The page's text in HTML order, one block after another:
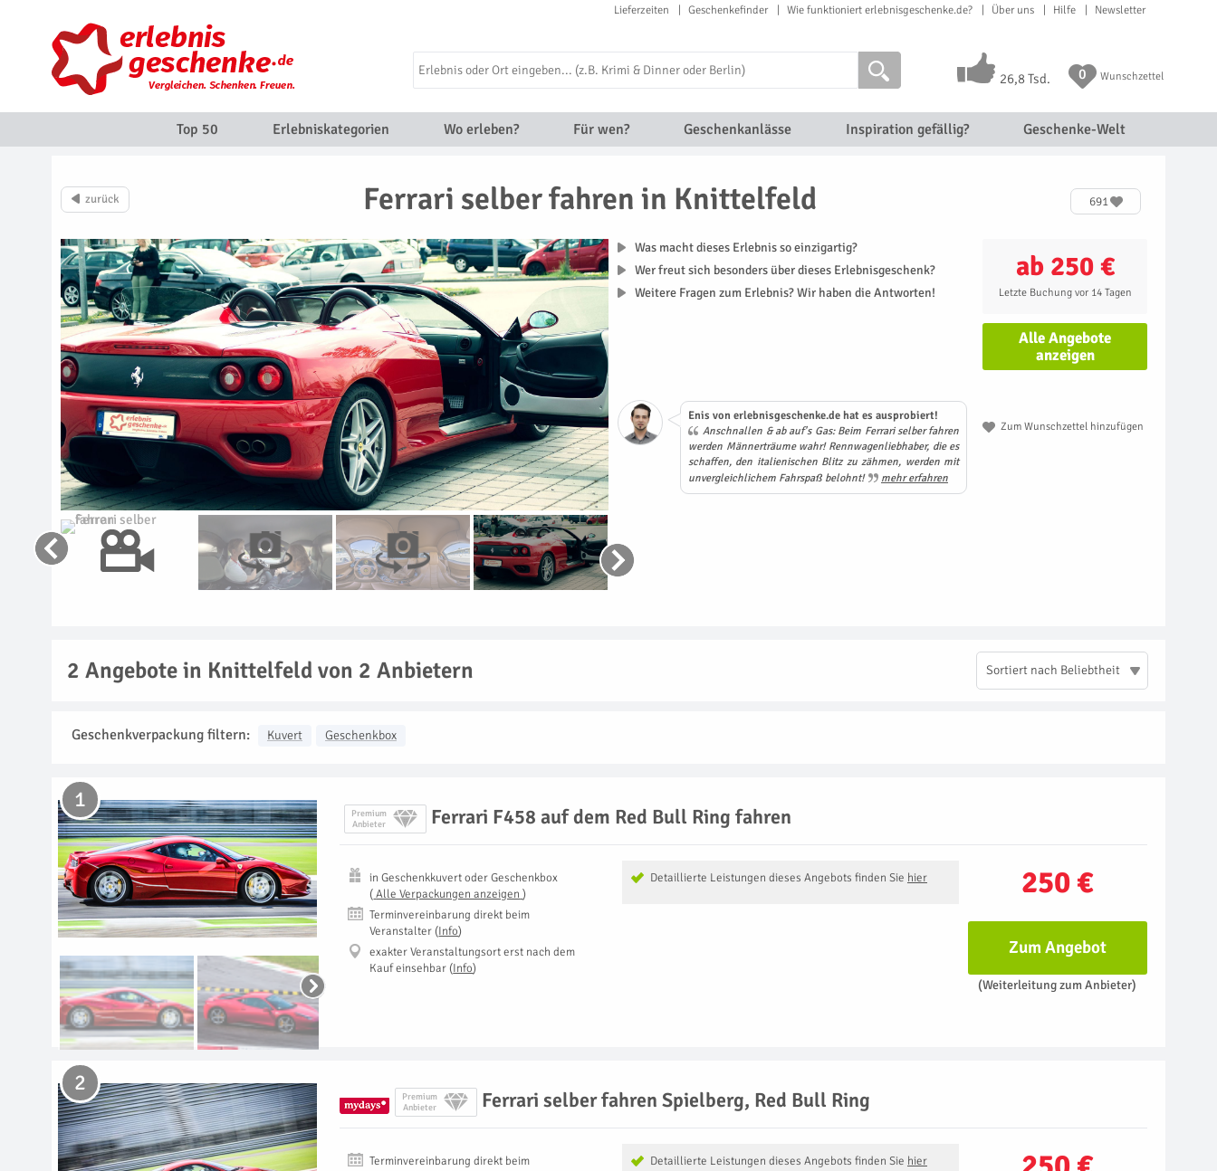
Lieferzeiten Geschenkefinder Wie funktioniert erlebnisgeschenke.de? Über uns Hilfe Newsletter
26,8 Tsd. 0 Wunschzettel
Top 50 Erlebniskategorien Wo erleben? Für wen? Geschenkanlässe Inspiration gefällig? Geschenke-Welt
Ferrari selber fahren in Knittelfeld 691
ab 250 €
Letzte Buchung vor 14 Tagen
Alle Angebote
anzeigen
Zum Wunschzettel hinzufügen
Was macht dieses Erlebnis so einzigartig?
Wer freut sich besonders über dieses Erlebnisgeschenk?
Weitere Fragen zum Erlebnis? Wir haben die Antworten!
Enis von erlebnisgeschenke.de hat es ausprobiert!
Anschnallen & ab auf's Gas: Beim Ferrari selber fahren
werden Männerträume wahr! Rennwagenliebhaber, die es
schaffen, den italienischen Blitz zu zähmen, werden mit
unvergleichlichem Fahrspaß belohnt!
mehr erfahren
2 Angebote in Knittelfeld von 2 Anbietern Sortiert nach Beliebtheit
Geschenkverpackung filtern: Kuvert Geschenkbox
Premium
Anbieter
Ferrari F458 auf dem Red Bull Ring fahren
1
250 €
Detaillierte Leistungen dieses Angebots finden Sie hier
inGeschenkkuvert oder Geschenkbox
( Alle Verpackungen anzeigen )
Terminvereinbarung direkt beim
Veranstalter (Info)
exakter Veranstaltungsort erst nach dem
Kauf einsehbar (Info)
Zum Angebot
(Weiterleitung zum Anbieter)
Premium
Anbieter
Ferrari selber fahren Spielberg, Red Bull Ring
2
Detaillierte Leistungen dieses Angebots finden Sie hier
Terminvereinbarung direkt beim